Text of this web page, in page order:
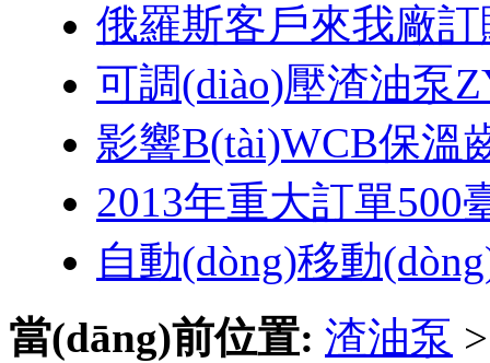
俄羅斯客戶來我廠
可調(diào)壓渣油泵
影響B(tài)WCB保溫
2013年重大訂單500
自動(dòng)移動
當(dāng)前位置: 渣油泵